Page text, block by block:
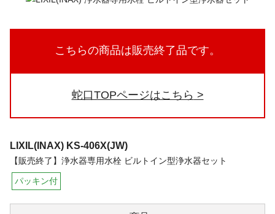
こちらの商品は販売終了品です。
蛇口TOPページはこちら
LIXIL(INAX) KS-406X(JW)
【販売終了】浄水器専用水栓 ビルトイン型浄水器セット
パッキン付